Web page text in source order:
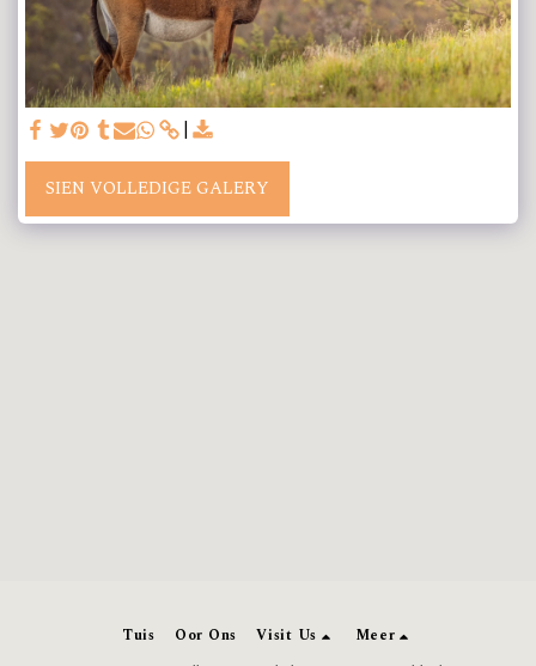
SIEN VOLLEDIGE GALERY
Tuis Oor Ons Visit Us
Meer